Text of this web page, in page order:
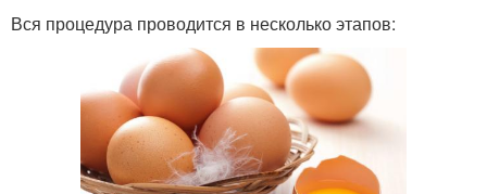
Вся процедура проводится в несколько этапов: